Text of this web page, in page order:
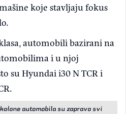
koje stavljaju fokus
automobili bazirani na
i u njoj
su Hyundai i30 N TCR i
automobila su zapravo svi